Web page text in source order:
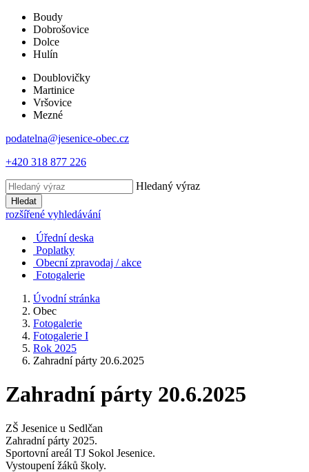
Boudy
Dobrošovice
Dolce
Hulín
Doublovičky
Martinice
Vršovice
Mezné
podatelna@jesenice-obec.cz
+420 318 877 226
Hledaný výraz
Hledat
rozšířené vyhledávání
Úřední deska
Poplatky
Obecní zpravodaj / akce
Fotogalerie
Úvodní stránka
Obec
Fotogalerie
Fotogalerie I
Rok 2025
Zahradní párty 20.6.2025
Zahradní párty 20.6.2025
ZŠ Jesenice u Sedlčan
Zahradní párty 2025.
Sportovní areál TJ Sokol Jesenice.
Vystoupení žáků školy.